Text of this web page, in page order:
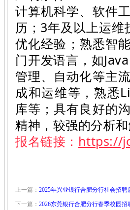
计算机科学、软件
历；3年及以上运
优化经验；熟悉智
门开发语言，如
管理、自动化等主
成和运维等，熟悉
库等；具有良好的
精神，较强的分析和
报名链接： https://
上一篇： 2025年兴业银行合肥分行社会招聘
下一篇： 2026东莞银行合肥分行春季校园招